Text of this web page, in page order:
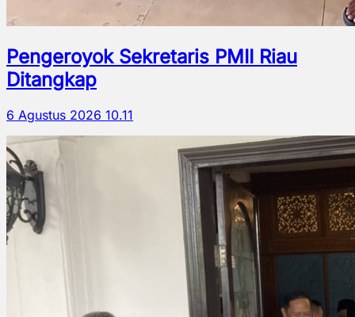
Pengeroyok Sekretaris PMII Riau
Ditangkap
6 Agustus 2026 10.11